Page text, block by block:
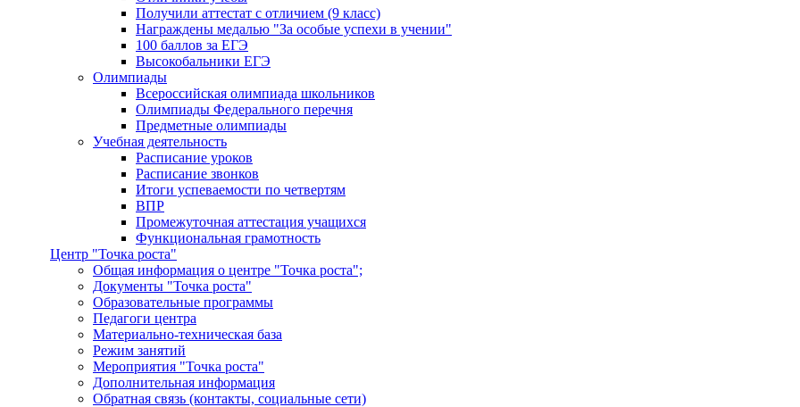
Получили аттестат с отличием (9 класс)
Награждены медалью "За особые успехи в учении"
100 баллов за ЕГЭ
Высокобальники ЕГЭ
Олимпиады
Всероссийская олимпиада школьников
Олимпиады Федерального перечня
Предметные олимпиады
Учебная деятельность
Расписание уроков
Расписание звонков
Итоги успеваемости по четвертям
ВПР
Промежуточная аттестация учащихся
Функциональная грамотность
Центр "Точка роста"
Общая информация о центре "Точка роста";
Документы "Точка роста"
Образовательные программы
Педагоги центра
Материально-техническая база
Режим занятий
Мероприятия "Точка роста"
Дополнительная информация
Обратная связь (контакты, социальные сети)